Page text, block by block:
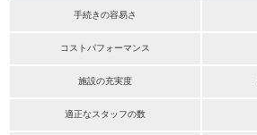
手続きの容易さ
コストパフォーマンス
施設の充実度
適正なスタッフの数